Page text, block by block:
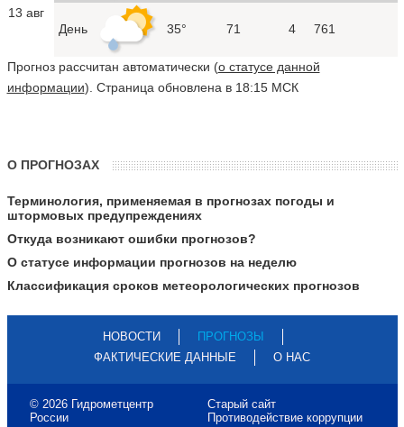
13 авг
День 35° 71 4 761
Прогноз рассчитан автоматически (о статусе данной
информации). Страница обновлена в 18:15 МСК
О ПРОГНОЗАХ
Терминология, применяемая в прогнозах погоды и
штормовых предупреждениях
Откуда возникают ошибки прогнозов?
О статусе информации прогнозов на неделю
Классификация сроков метеорологических прогнозов
НОВОСТИ
ПРОГНОЗЫ
ФАКТИЧЕСКИЕ ДАННЫЕ
О НАС
© 2026 Гидрометцентр
России
Старый сайт
Противодействие коррупции